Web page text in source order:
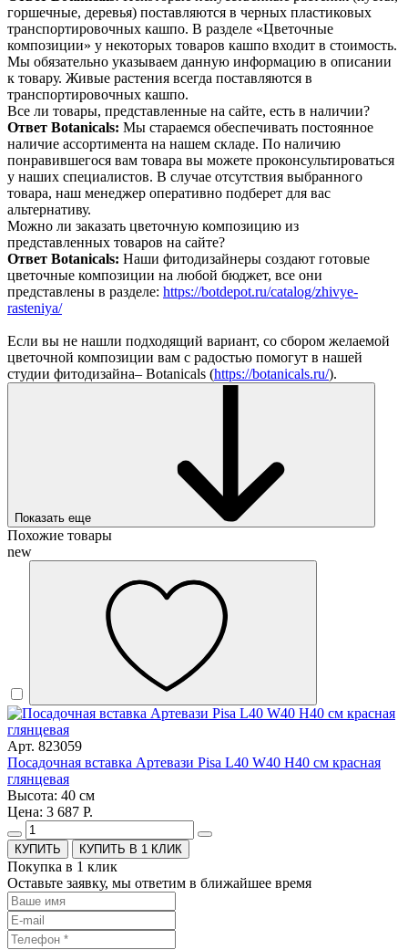
горшечные, деревья) поставляются в черных пластиковых
транспортировочных кашпо. В разделе «Цветочные
композиции» у некоторых товаров кашпо входит в стоимость.
Мы обязательно указываем данную информацию в описании
к товару. Живые растения всегда поставляются в
транспортировочных кашпо.
Все ли товары, представленные на сайте, есть в наличии?
Ответ Botanicals: Мы стараемся обеспечивать постоянное
наличие ассортимента на нашем складе. По наличию
понравившегося вам товара вы можете проконсультироваться
у наших специалистов. В случае отсутствия выбранного
товара, наш менеджер оперативно подберет для вас
альтернативу.
Можно ли заказать цветочную композицию из
представленных товаров на сайте?
Ответ Botanicals: Наши фитодизайнеры создают готовые
цветочные композиции на любой бюджет, все они
представлены в разделе: https://botdepot.ru/catalog/zhivye-
rasteniya/
Если вы не нашли подходящий вариант, со сбором желаемой
цветочной композиции вам с радостью помогут в нашей
студии фитодизайна– Botanicals (https://botanicals.ru/).
Показать еще
Похожие товары
new
Арт. 823059
Посадочная вставка Артевази Pisa L40 W40 H40 см красная
глянцевая
Высота: 40 см
Цена: 3 687 Р.
КУПИТЬ В 1 КЛИК
Покупка в 1 клик
Оставьте заявку, мы ответим в ближайшее время